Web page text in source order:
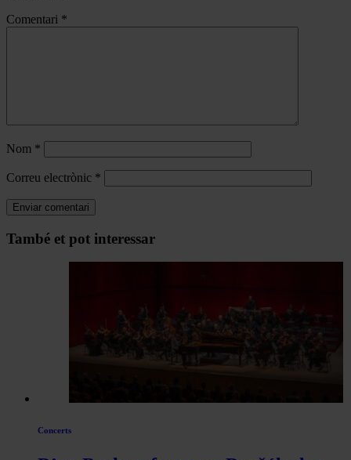
Comentari *
Nom *
Correu electrònic *
Navegar
Actualitat
També et pot interessar
Concerts